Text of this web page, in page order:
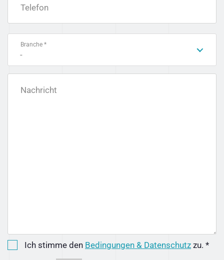
Telefon
Branche *
-
Nachricht
Ich stimme den Bedingungen & Datenschutz zu. *